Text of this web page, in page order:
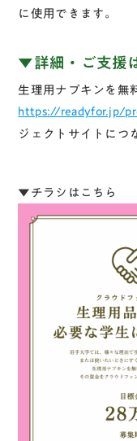
に使用できます。
▼詳細・ご支援
生理用ナプキンを無
https://readyfor.jp/
ジェクトサイトにつ
▼チラシはこちら